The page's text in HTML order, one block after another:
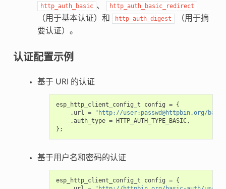
http_auth_basic 、 http_auth_basic_redirect
（用于基本认证）和 http_auth_digest
（用于摘
要认证）。
认证配置示例
基于 URI 的认证
esp_http_client_config_t config = {
. url =
"http://user:passwd@httpbin.org/
.auth_type = HTTP_AUTH_TYPE_BASIC,
};
基于用户名和密码的认证
esp_http_client_config_t config = {